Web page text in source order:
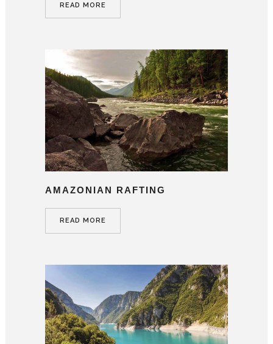
READ MORE
AMAZONIAN RAFTING
READ MORE